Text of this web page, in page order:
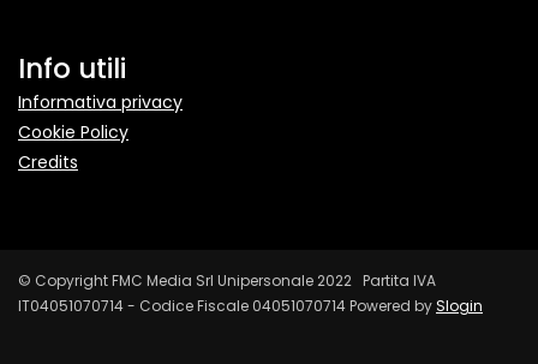
Info utili
Informativa privacy
Cookie Policy
Credits
© Copyright FMC Media Srl Unipersonale 2022 Partita IVA
IT04051070714 - Codice Fiscale 04051070714 Powered bySlogin